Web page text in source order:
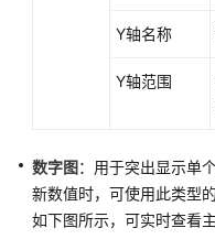
南
（1.0）
（吉
隆
Y轴名称
Y轴范围
数字图：用于突出显示单
新数值时，可使用此类型的
如下图所示，可实时查看